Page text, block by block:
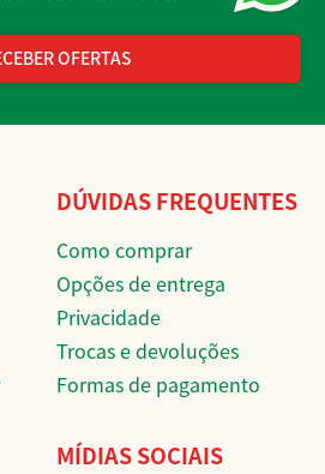
OFERTAS
DÚVIDAS FREQUENTES
Como comprar
Opções de entrega
Privacidade
Trocas e devoluções
Formas de pagamento
MÍDIAS SOCIAIS